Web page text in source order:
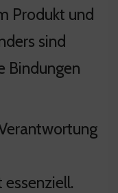
Produkt und
sind
Bindungen